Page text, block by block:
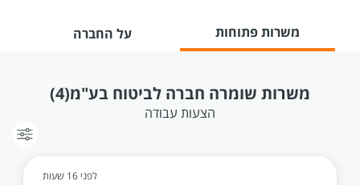
משרות פתוחות על החברה
משרות שומרה חברה לביטוח בע"מ(4)
הצעות עבודה
לפני 16 שעות